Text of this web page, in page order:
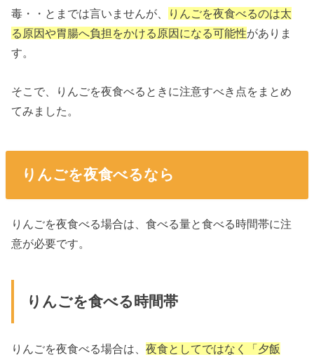
毒・・とまでは言いませんが、
りんごを夜食べるのは太
る原因や胃腸へ負担をかける原因になる可能性がありま
す。
そこで、りんごを夜食べるときに注意すべき点をまとめ
てみました。
りんごを夜食べるなら
りんごを夜食べる場合は、食べる量と食べる時間帯に注
意が必要です。
りんごを食べる時間帯
りんごを夜食べる場合は、夜食としてではなく「夕飯